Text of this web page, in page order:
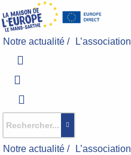
au
contenu
Notre actualité / L’association
Notre actualité / L’association